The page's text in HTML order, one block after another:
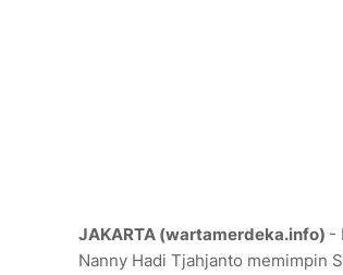
JAKARTA (wartamerdeka.info) -
Nanny Hadi Tjahjanto memimpin